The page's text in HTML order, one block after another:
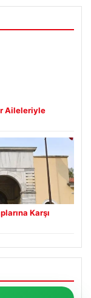
Aileleriyle
Karşı